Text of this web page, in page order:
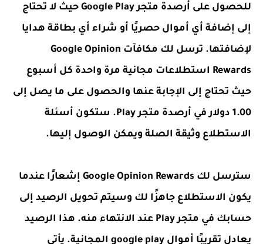
للحصول على أرصدة متجر Google Play حيث لا تحتاج
إلى إضافة أي أموال حصريًا أو شراء أي بطاقة هدايا
لإضافتها. ترسل لك مكافآت Google Opinion
Rewards استطلاعات مجانية مرة واحدة كل أسبوع
حيث تحتاج إلى الإجابة عنها والحصول على ما يصل إلى
1.00 دولار في أرصدة متجر Play. ستكون أسئلة
الاستطلاع وثيقة الصلة ويمكن الوصول إليها.
سترسل لك Google Opinion Rewards إشعارًا عندما
يكون الاستطلاع جاهزًا لك وسيتم تحويل الرصيد إلى
حسابك في متجر Play عند الانتهاء منه. هذا الرصيد
يعادل تقريبًا أموال google play المجانية. يأتي